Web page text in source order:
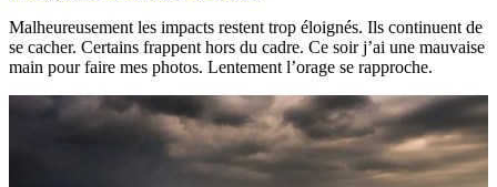
Malheureusement les impacts restent trop éloignés. Ils continuent de
se cacher. Certains frappent hors du cadre. Ce soir j’ai une mauvaise
main pour faire mes photos. Lentement l’orage se rapproche.